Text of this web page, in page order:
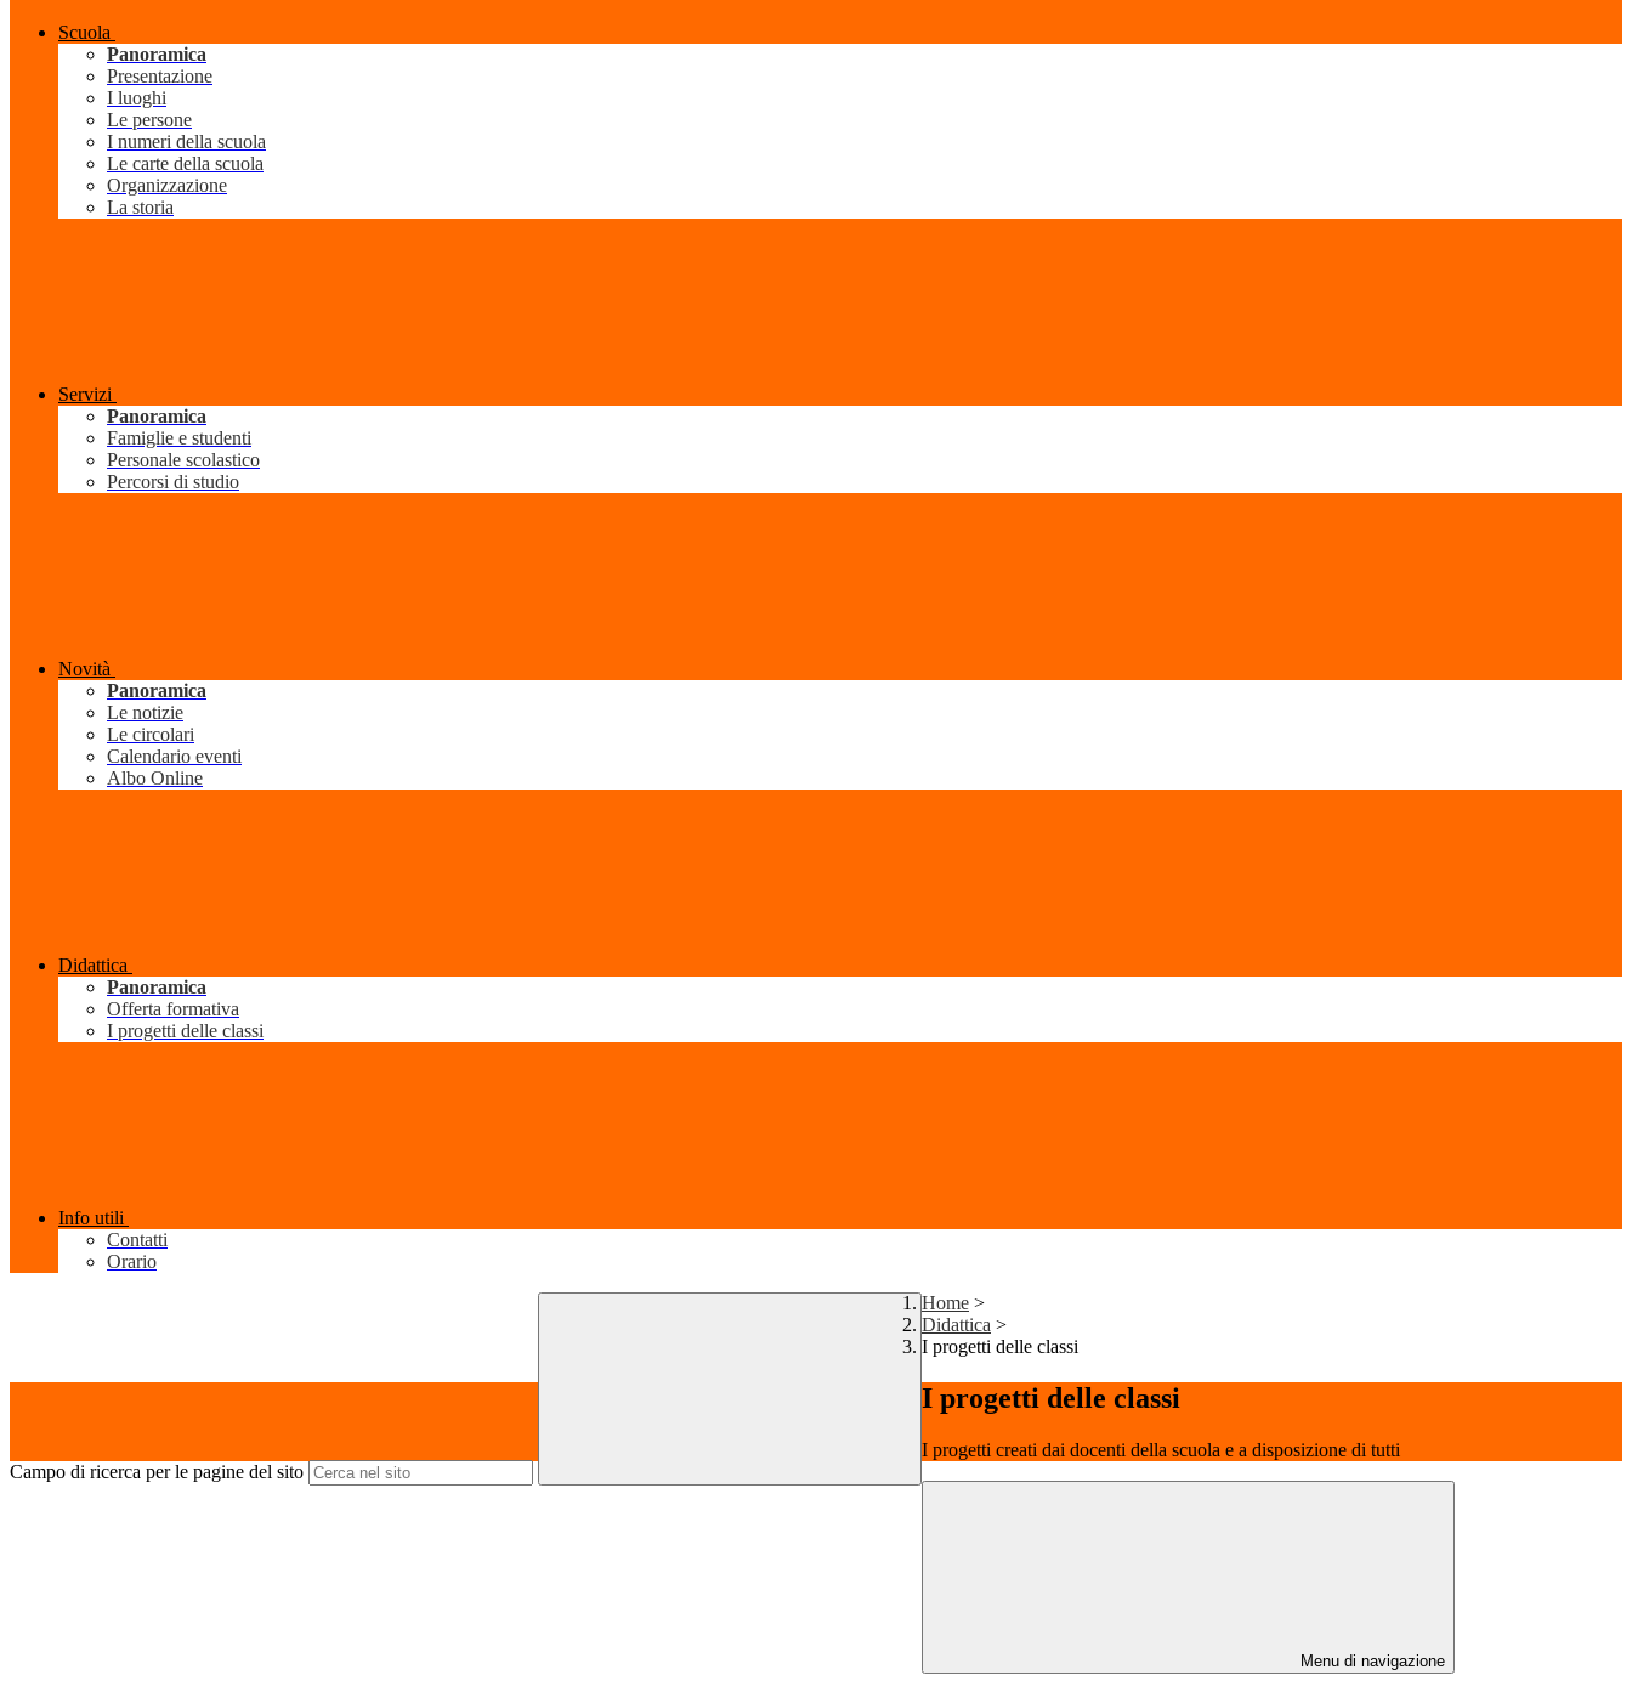
Scuola
Panoramica
Presentazione
I luoghi
Le persone
I numeri della scuola
Le carte della scuola
Organizzazione
La storia
Servizi
Panoramica
Famiglie e studenti
Personale scolastico
Percorsi di studio
Novità
Panoramica
Le notizie
Le circolari
Calendario eventi
Albo Online
Didattica
Panoramica
Offerta formativa
I progetti delle classi
Info utili
Contatti
Orario
Campo di ricerca per le pagine del sito
Home >
Didattica >
I progetti delle classi
I progetti delle classi
I progetti creati dai docenti della scuola e a disposizione di tutti
Menu di navigazione